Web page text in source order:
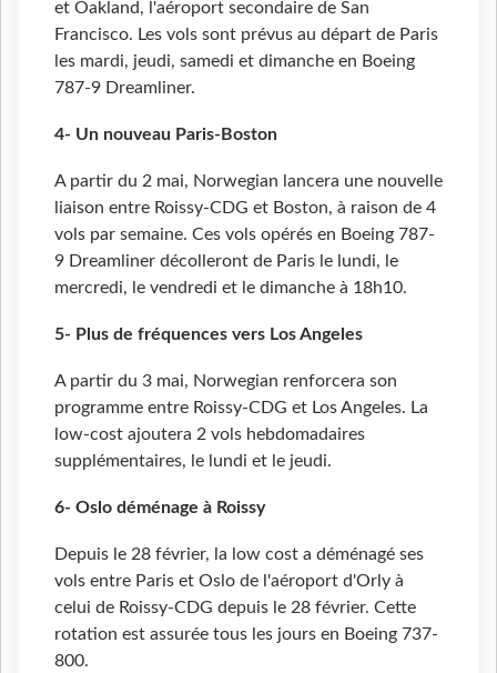
et Oakland, l'aéroport secondaire de San
Francisco. Les vols sont prévus au départ de Paris
les mardi, jeudi, samedi et dimanche en Boeing
787-9 Dreamliner.
4- Un nouveau Paris-Boston
A partir du 2 mai, Norwegian lancera une nouvelle
liaison entre Roissy-CDG et Boston, à raison de 4
vols par semaine. Ces vols opérés en Boeing 787-
9 Dreamliner décolleront de Paris le lundi, le
mercredi, le vendredi et le dimanche à 18h10.
5- Plus de fréquences vers Los Angeles
A partir du 3 mai, Norwegian renforcera son
programme entre Roissy-CDG et Los Angeles. La
low-cost ajoutera 2 vols hebdomadaires
supplémentaires, le lundi et le jeudi.
6- Oslo déménage à Roissy
Depuis le 28 février, la low cost a déménagé ses
vols entre Paris et Oslo de l'aéroport d'Orly à
celui de Roissy-CDG depuis le 28 février. Cette
rotation est assurée tous les jours en Boeing 737-
800.